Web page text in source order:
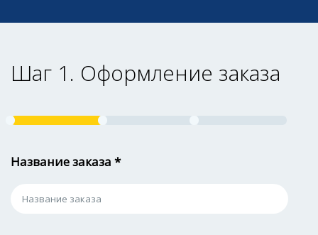
Шаг 1. Оформление заказа
Название заказа *